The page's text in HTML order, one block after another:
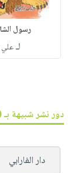
رسول
لـ
دور نشر شبيهة
دار الفارابي